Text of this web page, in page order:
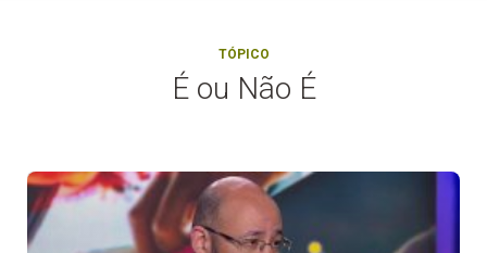
TÓPICO
É ou Não É